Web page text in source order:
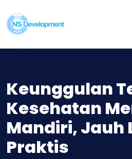
Keunggulan
Kesehatan
Mandiri, Jauh
Praktis